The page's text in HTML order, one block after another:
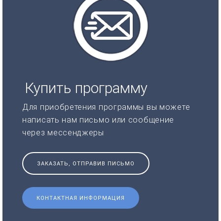
Купить программу
Для приобретения программы вы можете
написать нам письмо или сообщение
через мессенджеры
ЗАКАЗАТЬ, ОТПРАВИВ ПИСЬМО
КОНТАКТНАЯ ИНФОРМАЦИЯ